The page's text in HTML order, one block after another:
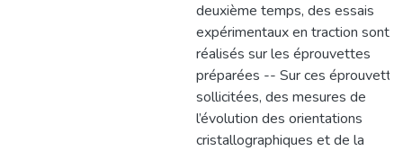
deuxième temps, des essais
expérimentaux en traction sont
réalisés sur les éprouvettes
préparées -- Sur ces
sollicitées, des mesures de
l’évolution des orientations
cristallographiques et de la